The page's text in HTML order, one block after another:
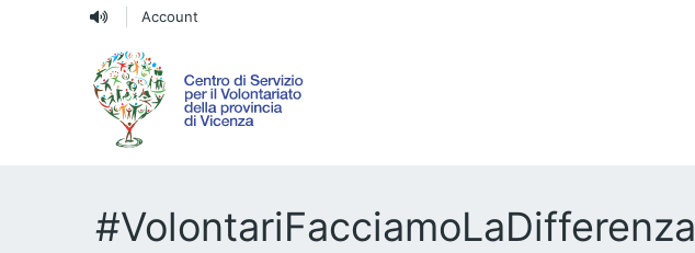
Account
#VolontariFacciamoLaDifferenza